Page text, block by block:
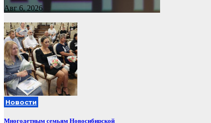
Авг 6, 2026
Новости
Многодетным семьям Новосибирской